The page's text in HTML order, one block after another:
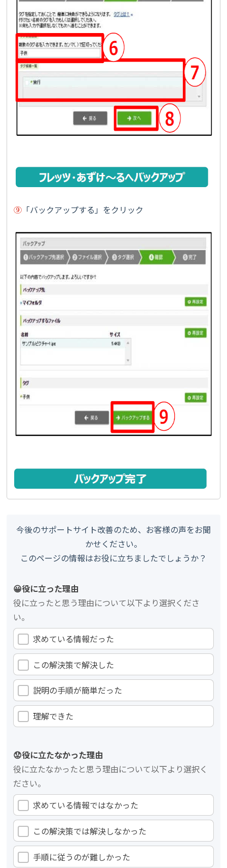
⑨ 「バックアップする」をクリック
今後のサポートサイト改善のため、お客様の声をお聞
かせください。
このページの情報はお役に立ちましたでしょうか？
😀役に立った理由
役に立ったと思う理由について以下より選択くださ
い。
求めている情報だった
この解決策で解決した
説明の手順が簡単だった
理解できた
😟役に立たなかった理由
役に立たなかったと思う理由について以下より選択く
ださい。
求めている情報ではなかった
この解決策では解決しなかった
手順に従うのが難しかった